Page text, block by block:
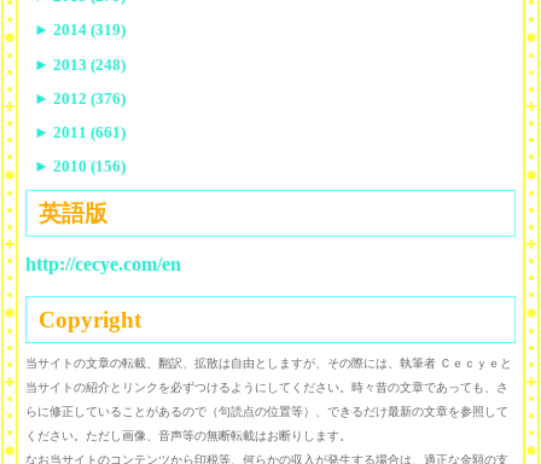
► 2014 (319)
► 2013 (248)
► 2012 (376)
► 2011 (661)
► 2010 (156)
英語版
http://cecye.com/en
Copyright
当サイトの文章の転載、翻訳、拡散は自由としますが、その際には、執筆者 Ｃｅｃｙｅと
当サイトの紹介とリンクを必ずつけるようにしてください。時々昔の文章であっても、さ
らに修正していることがあるので（句読点の位置等）、できるだけ最新の文章を参照して
ください。ただし画像、音声等の無断転載はお断りします。
なお当サイトのコンテンツから印税等、何らかの収入が発生する場合は、適正な金額の支